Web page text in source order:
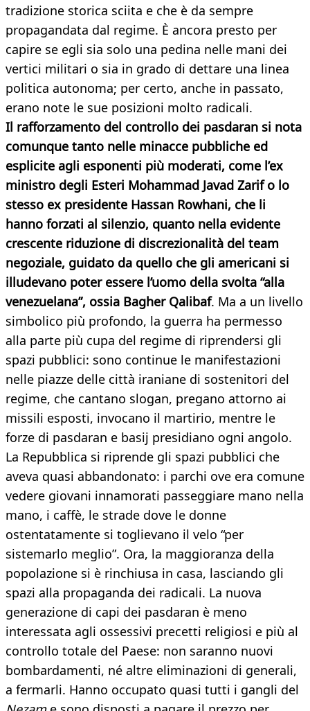
tradizione storica sciita e che è da sempre
propagandata dal regime. È ancora presto per
capire se egli sia solo una pedina nelle mani dei
vertici militari o sia in grado di dettare una linea
politica autonoma; per certo, anche in passato,
erano note le sue posizioni molto radicali.
Il rafforzamento del controllo dei pasdaran si nota
comunque tanto nelle minacce pubbliche ed
esplicite agli esponenti più moderati, come l’ex
ministro degli Esteri Mohammad Javad Zarif o lo
stesso ex presidente Hassan Rowhani, che li
hanno forzati al silenzio, quanto nella evidente
crescente riduzione di discrezionalità del team
negoziale, guidato da quello che gli americani si
illudevano poter essere l’uomo della svolta “alla
venezuelana”, ossia Bagher Qalibaf. Ma a un livello
simbolico più profondo, la guerra ha permesso
alla parte più cupa del regime di riprendersi gli
spazi pubblici: sono continue le manifestazioni
nelle piazze delle città iraniane di sostenitori del
regime, che cantano slogan, pregano attorno ai
missili esposti, invocano il martirio, mentre le
forze di pasdaran e basij presidiano ogni angolo.
La Repubblica si riprende gli spazi pubblici che
aveva quasi abbandonato: i parchi ove era comune
vedere giovani innamorati passeggiare mano nella
mano, i caffè, le strade dove le donne
ostentatamente si toglievano il velo “per
sistemarlo meglio”. Ora, la maggioranza della
popolazione si è rinchiusa in casa, lasciando gli
spazi alla propaganda dei radicali. La nuova
generazione di capi dei pasdaran è meno
interessata agli ossessivi precetti religiosi e più al
controllo totale del Paese: non saranno nuovi
bombardamenti, né altre eliminazioni di generali,
a fermarli. Hanno occupato quasi tutti i gangli del